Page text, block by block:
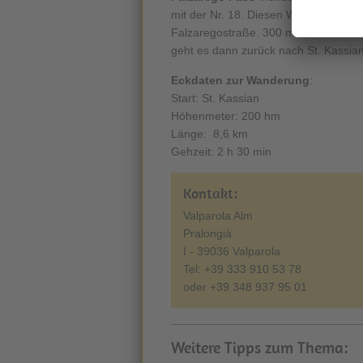
mit der Nr. 18. Diesen Weg folgend,
Falzaregostraße. 300 m weiter in
geht es dann zurück nach St. Kassian.
Eckdaten zur Wanderung:
Start: St. Kassian
Höhenmeter: 200 hm
Länge: 8,6 km
Gehzeit: 2 h 30 min
Kontakt:
Valparola Alm
Pralongià
I - 39036 Valparola
Tel: +39 333 910 53 78
oder +39 348 937 95 01
Weitere Tipps zum Thema: